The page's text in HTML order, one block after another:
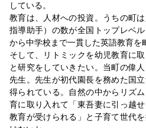
している。
教育は、人材への投資。うちの町
指導助手）の数が全国トップレベ
から中学校まで一貫した英語教育を
そして、リトミックを幼児教育に
と研究をしていきたい。当町の偉
先生。先生が初代園長を務めた国
得られている。自然の中からリズ
育に取り入れて「東吾妻に引っ越
教育が受けられる」と子育て世代